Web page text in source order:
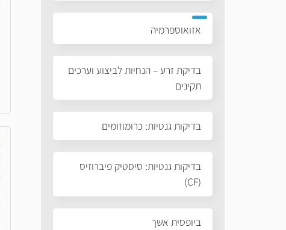
אזואוספרמיה
בדיקת זרע – הנחיות לביצוע וערכים
תקינים
בדיקות גנטיות: כרומוזומים
בדיקות גנטיות: סיסטיק פיברוזיס
(CF)
ביופסית אשך